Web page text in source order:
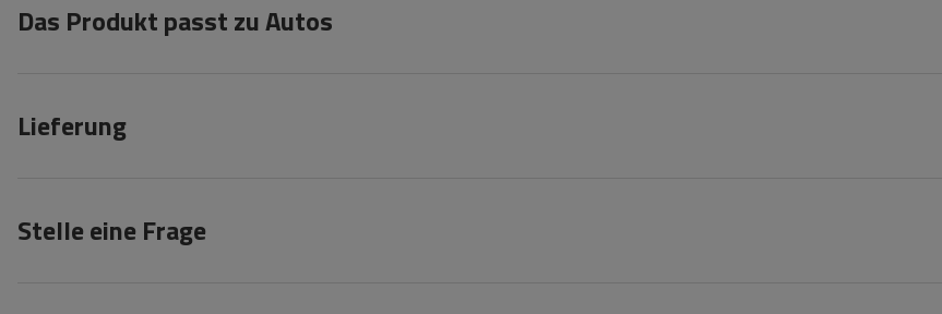
Das Produkt passt zu Autos
Lieferung
Stelle eine Frage